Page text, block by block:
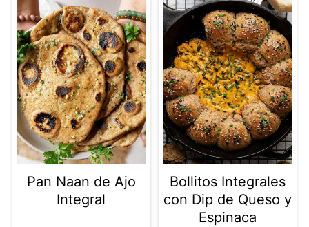
Pan Naan de Ajo
Integral
Bollitos Integrales
con Dip de Queso y
Espinaca